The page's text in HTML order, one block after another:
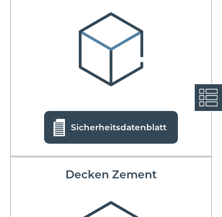
Sicherheitsdatenblatt
Decken Zement